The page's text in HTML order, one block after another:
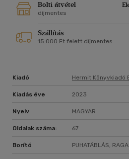
Bolti átvétel
díjmentes
Szállítás
15 000 Ft felett díjmentes
Kiadó Hermit Könyvkiadó
Kiadás éve 2023
Nyelv MAGYAR
Oldalak száma: 67
Borító PUHATÁBLÁS,